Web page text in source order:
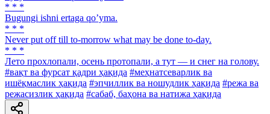
* * *
Bugungi ishni ertaga qoʼyma.
* * *
Never put off till to-morrow what may be done to-day.
* * *
Лето прохлопали, осень протопали, а тут — и снег на голову.
#вақт ва фурсат қадри ҳақида #меҳнатсеварлик ва
ишёқмаслик ҳақида #эпчиллик ва ношудлик ҳақида #режа ва
режасизлик ҳақида #сабаб, баҳона ва натижа ҳақида